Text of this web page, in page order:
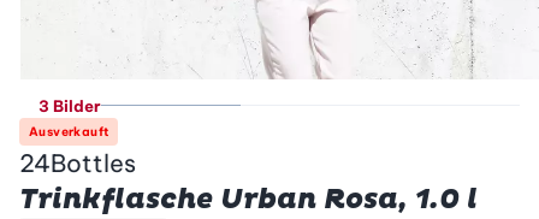
3 Bilder
Ausverkauft
24Bottles
Trinkflasche Urban Rosa, 1.0 l